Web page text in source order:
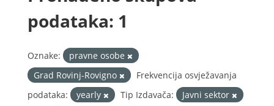
podataka: 1
Oznake:
pravne osobe
Grad Rovinj-Rovigno
Frekvencija osvježavanja
podataka:
yearly Tip Izdavača:
Javni sektor